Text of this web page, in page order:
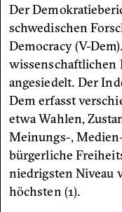
Der
schwedischen
Democracy (V-
wissenschaftlichen
angesiedelt. Der
Dem erfasst
etwa Wahlen,
Meinungs-,
bürgerliche
niedrigsten Niveau
höchsten (1).